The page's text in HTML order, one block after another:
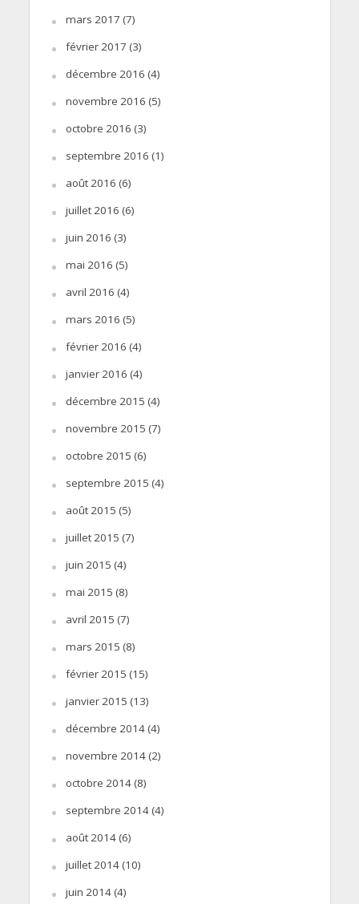
mars 2017 (7)
février 2017 (3)
décembre 2016 (4)
novembre 2016 (5)
octobre 2016 (3)
septembre 2016 (1)
août 2016 (6)
juillet 2016 (6)
juin 2016 (3)
mai 2016 (5)
avril 2016 (4)
mars 2016 (5)
février 2016 (4)
janvier 2016 (4)
décembre 2015 (4)
novembre 2015 (7)
octobre 2015 (6)
septembre 2015 (4)
août 2015 (5)
juillet 2015 (7)
juin 2015 (4)
mai 2015 (8)
avril 2015 (7)
mars 2015 (8)
février 2015 (15)
janvier 2015 (13)
décembre 2014(4)
novembre 2014(2)
octobre 2014(8)
septembre 2014(4)
août 2014(6)
juillet 2014(10)
juin 2014(4)